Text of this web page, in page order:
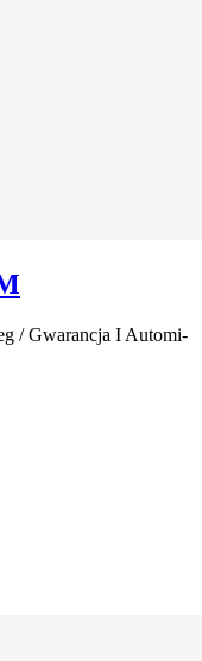
/ Gwarancja I Automi-